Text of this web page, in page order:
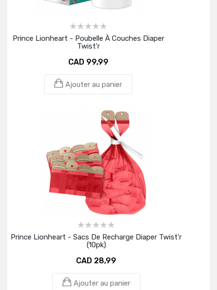
Prince Lionheart - Poubelle À Couches Diaper
Twist'r
CAD 99,99
Ajouter au panier
Prince Lionheart - Sacs De Recharge Diaper Twist'r
(10pk)
CAD 28,99
Ajouter au panier